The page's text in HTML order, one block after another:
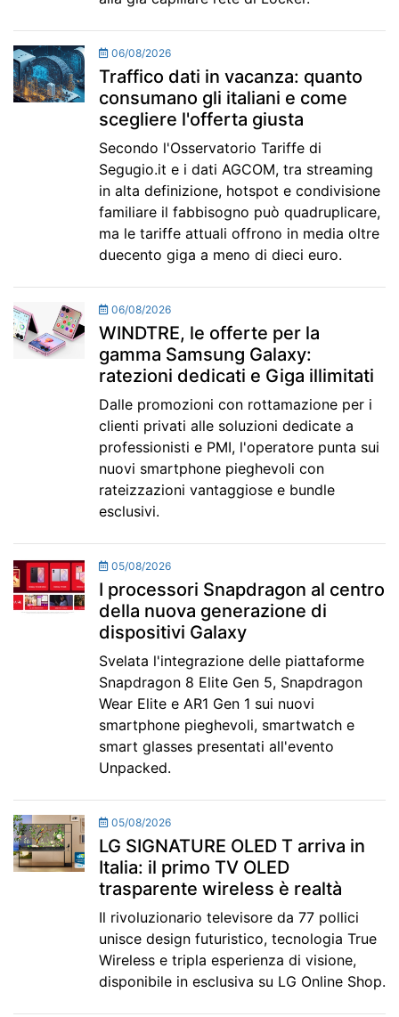
06/08/2026
Traffico dati in vacanza: quanto
consumano gli italiani e come
scegliere l'offerta giusta
Secondo l'Osservatorio Tariffe di
Segugio.it e i dati AGCOM, tra streaming
in alta definizione, hotspot e condivisione
familiare il fabbisogno può quadruplicare,
ma le tariffe attuali offrono in media oltre
duecento giga a meno di dieci euro.
06/08/2026
WINDTRE, le offerte per la
gamma Samsung Galaxy:
ratezioni dedicati e Giga illimitati
Dalle promozioni con rottamazione per i
clienti privati alle soluzioni dedicate a
professionisti e PMI, l'operatore punta sui
nuovi smartphone pieghevoli con
rateizzazioni vantaggiose e bundle
esclusivi.
05/08/2026
I processori Snapdragon al centro
della nuova generazione di
dispositivi Galaxy
Svelata l'integrazione delle piattaforme
Snapdragon 8 Elite Gen 5, Snapdragon
Wear Elite e AR1 Gen 1 sui nuovi
smartphone pieghevoli, smartwatch e
smart glasses presentati all'evento
Unpacked.
05/08/2026
LG SIGNATURE OLED T arriva in
Italia: il primo TV OLED
trasparente wireless è realtà
Il rivoluzionario televisore da 77 pollici
unisce design futuristico, tecnologia True
Wireless e tripla esperienza di visione,
disponibile in esclusiva su LG Online Shop.